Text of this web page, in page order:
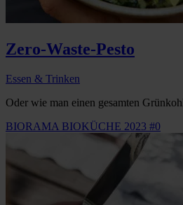
Zero-Waste-Pesto
Essen & Trinken
Oder wie man einen gesamten
BIORAMA BIOKÜCHE 2023 #0